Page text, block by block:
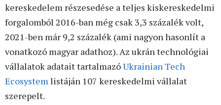
kereskedelem részesedése a teljes kiskereskedelmi
forgalomból 2016-ban még csak 3,3 százalék volt,
2021-ben már 9,2 százalék (ami nagyon hasonlít a
vonatkozó magyar adathoz). Az ukrán technológiai
vállalatok adatait tartalmazóUkrainian Tech
Ecosystem listáján 107 kereskedelmi vállalat
szerepelt.